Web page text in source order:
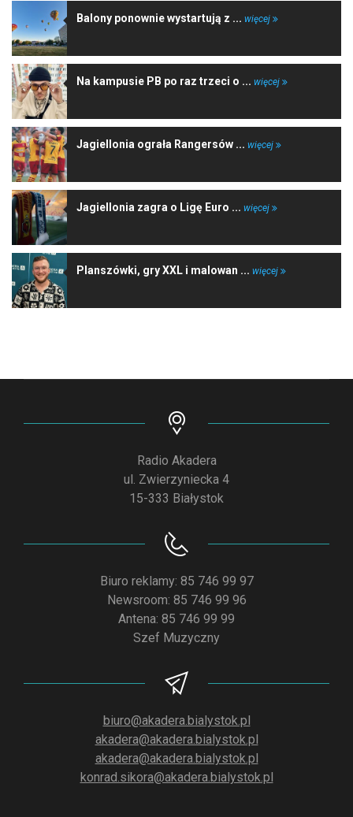
Balony ponownie wystartują z ... więcej
Na kampusie PB po raz trzeci o ... więcej
Jagiellonia ograła Rangersów ... więcej
Jagiellonia zagra o Ligę Euro ... więcej
Planszówki, gry XXL i malowan ... więcej
Radio Akadera
ul. Zwierzyniecka 4
15-333 Białystok
Biuro reklamy: 85 746 99 97
Newsroom: 85 746 99 96
Antena: 85 746 99 99
Szef Muzyczny
biuro@akadera.bialystok.pl
akadera@akadera.bialystok.pl
akadera@akadera.bialystok.pl
konrad.sikora@akadera.bialystok.pl